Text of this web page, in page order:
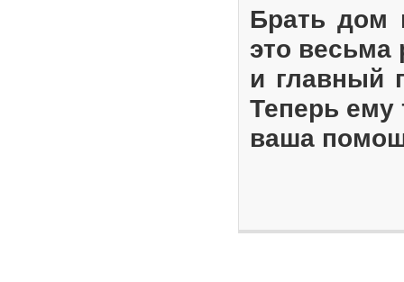
Брать дом
это весьма
и главный
Теперь ему
ваша